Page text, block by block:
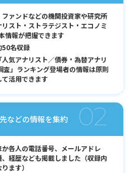
ァンドなどの機関投資家や研究所
スト・ストラテジスト・エコノミ
情報が把握できます
50名収録
気アナリスト／債券・為替アナリ
査」ランキング登場者の情報は原則
活用できます
などの情報を集約 02
各人の電話番号、メールアドレ
経歴なども掲載しました（収録内
ます）